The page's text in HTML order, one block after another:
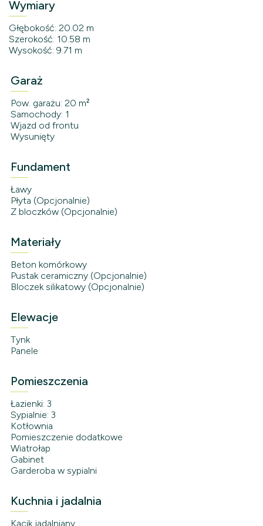
Wymiary
Głębokość: 20.02 m
Szerokość: 10.58 m
Wysokość: 9.71 m
Garaż
Pow. garażu: 20 m²
Samochody: 1
Wjazd od frontu
Wysunięty
Fundament
Ławy
Płyta (Opcjonalnie)
Z bloczków (Opcjonalnie)
Materiały
Beton komórkowy
Pustak ceramiczny (Opcjonalnie)
Bloczek silikatowy (Opcjonalnie)
Elewacje
Tynk
Panele
Pomieszczenia
Łazienki: 3
Sypialnie: 3
Kotłownia
Pomieszczenie dodatkowe
Wiatrołap
Gabinet
Garderoba w sypialni
Kuchnia i jadalnia
Kącik jadalniany